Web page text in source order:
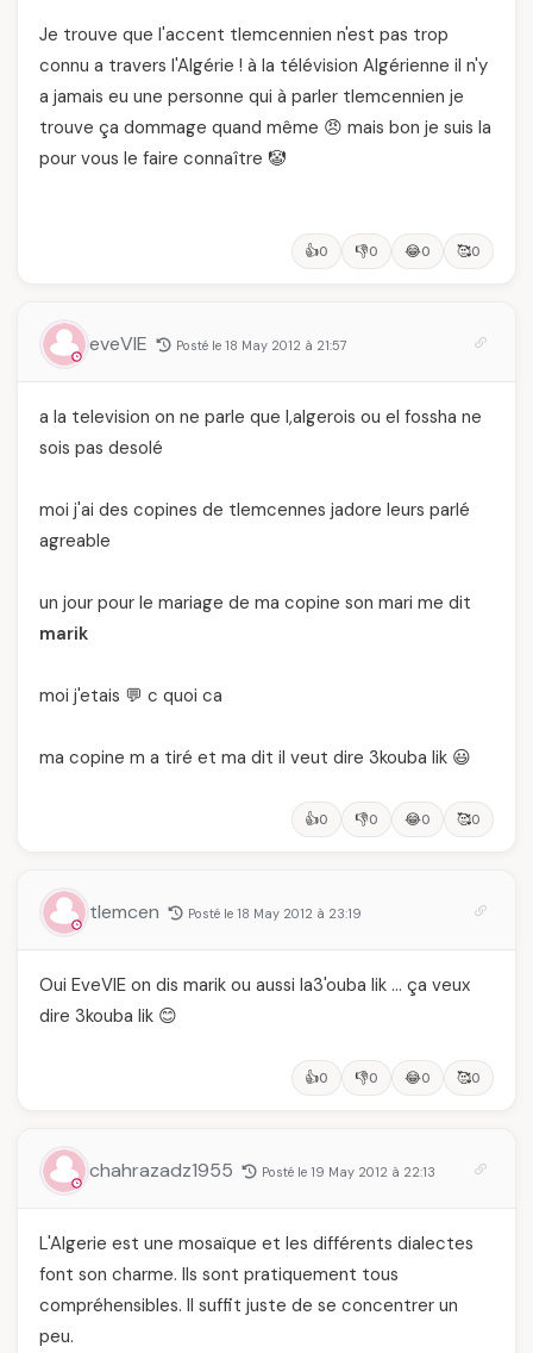
Je trouve que l'accent tlemcennien n'est pas trop
connu a travers l'Algérie ! à la télévision Algérienne il n'y
a jamais eu une personne qui à parler tlemcennien je
trouve ça dommage quand même 😠 mais bon je suis la
pour vous le faire connaître 🤡
👍0 👎0 😂0 🥰0
eveVIE Posté le 18 May 2012 à 21:57
a la television on ne parle que l,algerois ou el fossha ne
sois pas desolé
moi j'ai des copines de tlemcennes jadore leurs parlé
agreable
un jour pour le mariage de ma copine son mari me dit
marik
moi j'etais 💬 c quoi ca
ma copine m a tiré et ma dit il veut dire 3kouba lik 😃
👍0 👎0 😂0 🥰0
tlemcen Posté le 18 May 2012 à 23:19
Oui EveVIE on dis marik ou aussi la3'ouba lik … ça veux
dire 3kouba lik 😊
👍0 👎0 😂0 🥰0
chahrazadz1955 Posté le 19 May 2012 à 22:13
L'Algerie est une mosaïque et les différents dialectes
font son charme. Ils sont pratiquement tous
compréhensibles. Il suffit juste de se concentrer un
peu.